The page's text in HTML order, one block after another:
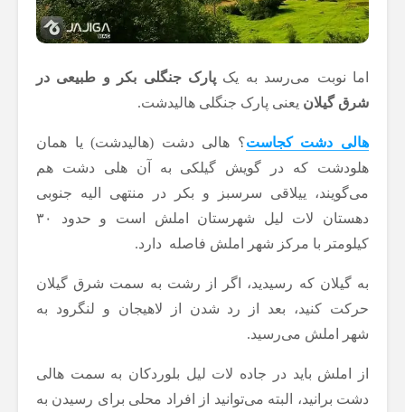
اما نوبت می‌رسد به یک پارک جنگلی بکر و طبیعی در
شرق گیلان یعنی پارک جنگلی هالیدشت.
هالی دشت کجاست؟ هالی دشت (هالیدشت) یا همان
هلودشت که در گویش گیلکی به آن هلی دشت هم
می‌گویند، ییلاقی سرسبز و بکر در منتهی الیه جنوبی
دهستان لات لیل شهرستان املش است و حدود ۳۰
کیلومتر با مرکز شهر املش فاصله دارد.
به گیلان که رسیدید، اگر از رشت به سمت شرق گیلان
حرکت کنید، بعد از رد شدن از لاهیجان و لنگرود به
شهر املش می‌رسید.
از املش باید در جاده لات لیل بلوردکان به سمت هالی
دشت برانید، البته می‌‌توانید از افراد محلی برای رسیدن به